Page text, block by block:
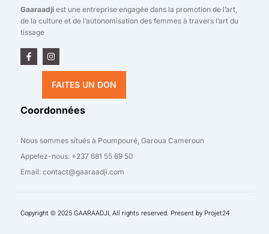
Gaaraadji est une entreprise engagée dans la promotion de l’art,
de la culture et de l’autonomisation des femmes à travers l’art du
tissage
F
a
c
k
I
n
s
a
r
a
FAITES UN DON
Coordonnées
Nous sommes situés à Poumpouré, Garoua Cameroun
Appelez-nous: +237 681 55 69 50
Email: contact@gaaraadji.com
Copyright © 2025 GAARAADJI, All rights reserved. Present by Projet24